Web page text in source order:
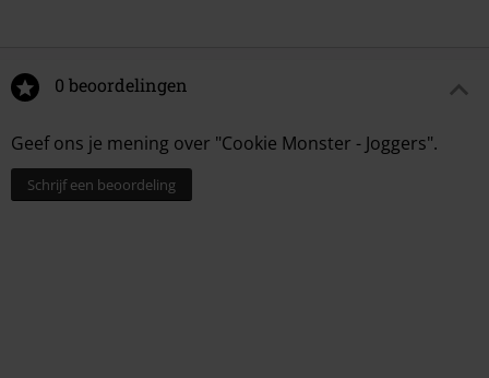
0 beoordelingen
Geef ons je mening over "Cookie Monster - Joggers".
Schrijf een beoordeling